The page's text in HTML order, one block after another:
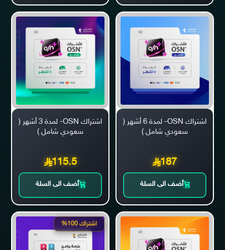
اشتراك OSN- لمدة 6 أشهر (
سعودي شامل )
187
أضف الى السلة
اشتراك OSN- لمدة 3 أشهر (
سعودي شامل )
115.5
أضف الى السلة
اشتراك 100%